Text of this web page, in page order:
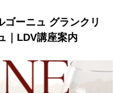
ゴーニュ グランクリ
｜LDV講座案内